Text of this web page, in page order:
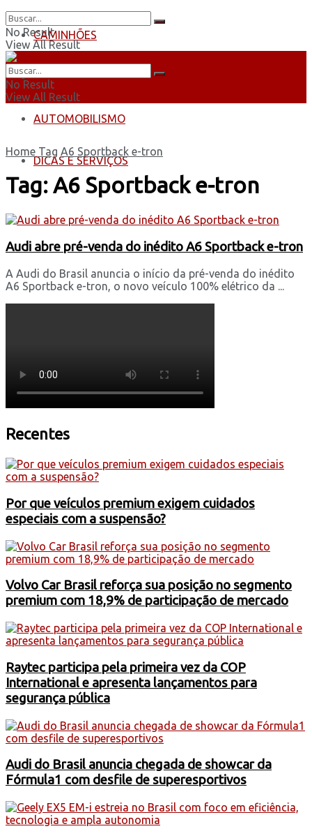
CAMINHÕES
ÔNIBUS
AUTOMOBILISMO
DICAS E SERVIÇOS
No Result
View All Result
No Result
View All Result
Home Tag A6 Sportback e-tron
Tag:A6 Sportback e-tron
Audi abre pré-venda do inédito A6 Sportback e-tron
A Audi do Brasil anuncia o início da pré-venda do inédito
A6 Sportback e-tron, o novo veículo 100% elétrico da ...
Recentes
Por que veículos premium exigem cuidados
especiais com a suspensão?
Volvo Car Brasil reforça sua posição no segmento
premium com 18,9% de participação de mercado
Raytec participa pela primeira vez da COP
International e apresenta lançamentos para
segurança pública
Audi do Brasil anuncia chegada de showcar da
Fórmula1 com desfile de superesportivos